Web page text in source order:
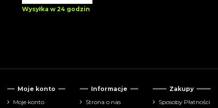
Wysyłka w 24 godzin
Moje konto
Moje konto
Informacje
Strona o nas
Zakupy
Sposoby Płatności